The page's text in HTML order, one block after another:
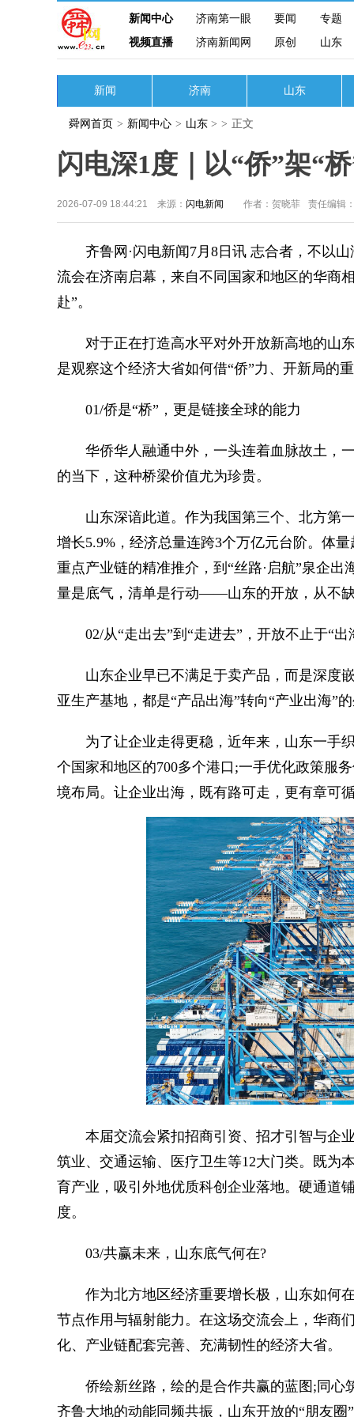
新闻中心 济南第一眼 要闻
专题
视频直播
济南新闻网 原创 山东
新闻 济南 山东
舜网首页 > 新闻中心 > 山东 > > 正文
闪电深1度｜以“侨”架“
2026-07-09 18:44:21 来源： 闪电新闻 作者：贺晓菲 责任编辑
齐鲁网·闪电新闻7月8日讯 志合者，不以山
流会在济南启幕，来自不同国家和地区的华商
赴”。
对于正在打造高水平对外开放新高地的山东
是观察这个经济大省如何借“侨”力、开新局的
01/侨是“桥”，更是链接全球的能力
华侨华人融通中外，一头连着血脉故土，一
的当下，这种桥梁价值尤为珍贵。
山东深谙此道。作为我国第三个、北方第一
增长5.9%，经济总量连跨3个万亿元台阶。体
重点产业链的精准推介，到“丝路·启航”泉企
量是底气，清单是行动——山东的开放，从不
02/从“走出去”到“走进去”，开放不止于“出
山东企业早已不满足于卖产品，而是深度嵌
亚生产基地，都是“产品出海”转向“产业出海”
为了让企业走得更稳，近年来，山东一手
个国家和地区的700多个港口;一手优化政策
境布局。让企业出海，既有路可走，更有章可
本届交流会紧扣招商引资、招才引智与企业
筑业、交通运输、医疗卫生等12大门类。既为
育产业，吸引外地优质科创企业落地。硬通
度。
03/共赢未来，山东底气何在?
作为北方地区经济重要增长极，山东如何在
节点作用与辐射能力。在这场交流会上，华商
化、产业链配套完善、充满韧性的经济大省。
侨绘新丝路，绘的是合作共赢的蓝图;同心
齐鲁大地的动能同频共振，山东开放的“朋友